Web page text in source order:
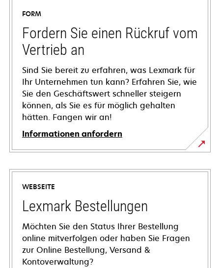
FORM
Fordern Sie einen Rückruf vom
Vertrieb an
Sind Sie bereit zu erfahren, was Lexmark für
Ihr Unternehmen tun kann? Erfahren Sie, wie
Sie den Geschäftswert schneller steigern
können, als Sie es für möglich gehalten
hätten. Fangen wir an!
Informationen anfordern
WEBSEITE
Lexmark Bestellungen
Möchten Sie den Status Ihrer Bestellung
online mitverfolgen oder haben Sie Fragen
zur Online Bestellung, Versand &
Kontoverwaltung?